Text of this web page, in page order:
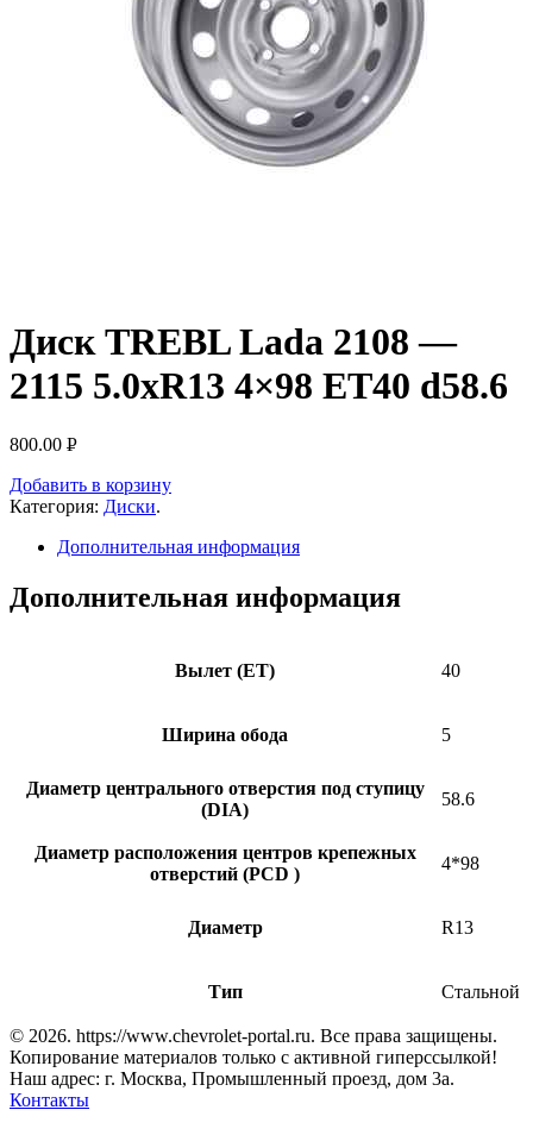
Диск TREBL Lada 2108 —
2115 5.0xR13 4×98 ET40 d58.6
800.00 Р
Добавить в корзину
Категория: Диски.
Дополнительная информация
Дополнительная информация
Вылет (ET) 40
Ширина обода 5
Диаметр центрального отверстия под ступицу
(DIA)
58.6
Диаметр расположения центров крепежных
отверстий (PCD )
4*98
Диаметр R13
Тип Стальной
© 2026. https://www.chevrolet-portal.ru. Все права защищены.
Копирование материалов только с активной гиперссылкой!
Наш адрес: г. Москва, Промышленный проезд, дом 3а.
Контакты